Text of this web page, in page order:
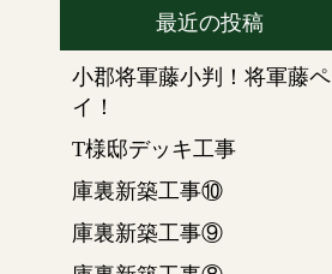
最近の投稿
小郡将軍藤小判！将軍藤ペ
イ！
T様邸デッキ工事
庫裏新築工事⑩
庫裏新築工事⑨